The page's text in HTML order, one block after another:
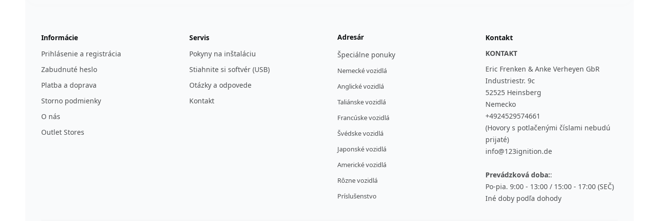
Informácie
Prihlásenie a registrácia
Zabudnuté heslo
Platba a doprava
Storno podmienky
O nás
Outlet Stores
Servis
Pokyny na inštaláciu
Stiahnite si softvér (USB)
Otázky a odpovede
Kontakt
Adresár
Špeciálne ponuky
Nemecké vozidlá
Anglické vozidlá
Taliánske vozidlá
Francúske vozidlá
Švédske vozidlá
Japonské vozidlá
Americké vozidlá
Rôzne vozidlá
Príslušenstvo
Kontakt
KONTAKT
Eric Frenken & Anke Verheyen GbR
Industriestr. 9c
52525 Heinsberg
Nemecko
+4924529574661
(Hovory s potlačenými číslami nebudú
prijaté)
info@123ignition.de
Prevádzková doba::
Po-pia. 9:00 - 13:00 / 15:00 - 17:00 (SEČ)
Iné doby podľa dohody